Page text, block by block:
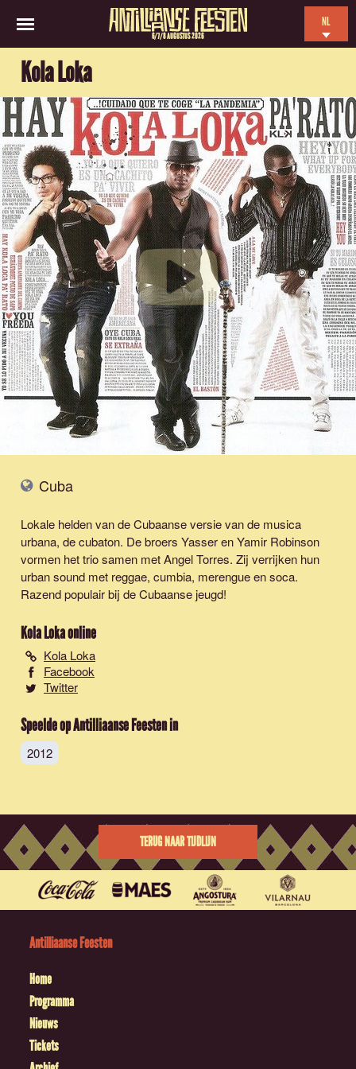
6/7/8 AUGUSTUS 2026
NL
FR
Kola Loka
Cuba
Lokale helden van de Cubaanse versie van de musica
urbana, de cubaton. De broers Yasser en Yamir Robinson
vormen het trio samen met Angel Torres. Zij verrijken hun
urban sound met reggae, cumbia, merengue en soca.
Razend populair bij de Cubaanse jeugd!
Kola Lokaonline
Kola Loka
Facebook
Twitter
Speelde op Antilliaanse Feesten in
2012
TERUG NAAR TIJDLIJN
Antilliaanse Feesten
Home
Programma
Nieuws
Tickets